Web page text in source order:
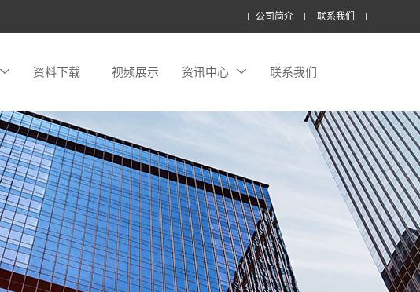
公司简介 联系我们
资料下载 视频展示 资讯中心 联系我们